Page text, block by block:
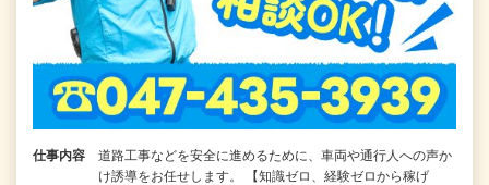
仕事内容
道路工事などを安全に進めるために、車両や通行人への声か
け誘導をお任せします。 【知識ゼロ、経験ゼロから稼げ